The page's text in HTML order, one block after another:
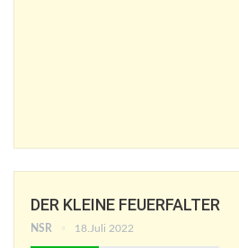
DER KLEINE FEUERFALTER
NSR 18.Juli 2022